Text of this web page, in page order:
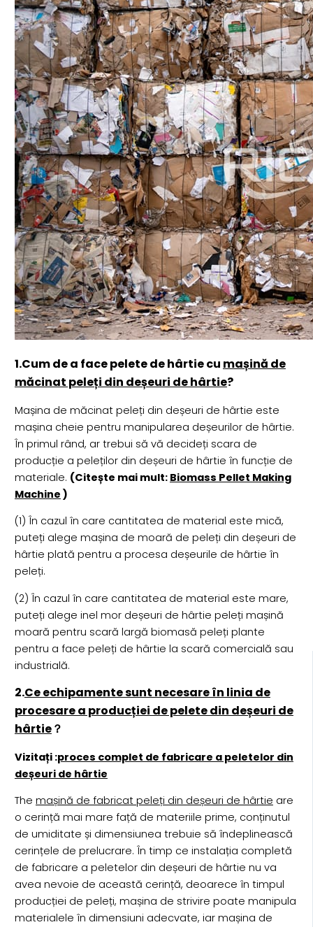
1.Cum de a face pelete de hârtie cu mașină de
măcinat peleți din deșeuri de hârtie?
Mașina de măcinat peleți din deșeuri de hârtie este
mașina cheie pentru manipularea deșeurilor de hârtie.
În primul rând, ar trebui să vă decideți scara de
producție a peleților din deșeuri de hârtie în funcție de
materiale. (Citește mai mult: Biomass Pellet Making
Machine )
(1) În cazul în care cantitatea de material este mică,
puteți alege mașina de moară de peleți din deșeuri de
hârtie plată pentru a procesa deșeurile de hârtie în
peleți.
(2) În cazul în care cantitatea de material este mare,
puteți alege inel mor deșeuri de hârtie peleți mașină
moară pentru scară largă biomasă peleți plante
pentru a face peleți de hârtie la scară comercială sau
industrială.
2.Ce echipamente sunt necesare în linia de
procesare a producției de pelete din deșeuri de
hârtie？
Vizitați :proces complet de fabricare a peletelor din
deșeuri de hârtie
The mașină de fabricat peleți din deșeuri de hârtie are
o cerință mai mare față de materiile prime, conținutul
de umiditate și dimensiunea trebuie să îndeplinească
cerințele de prelucrare. În timp ce instalația completă
de fabricare a peletelor din deșeuri de hârtie nu va
avea nevoie de această cerință, deoarece în timpul
producției de peleți, mașina de strivire poate manipula
materialele în dimensiuni adecvate, iar mașina de